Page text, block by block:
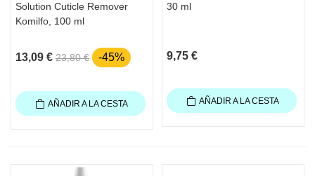
Solution Cuticle Remover
Komilfo, 100 ml
13,09 € 23,80 € -45%
AÑADIR A LA CESTA
30 ml
9,75 €
AÑADIR A LA CESTA